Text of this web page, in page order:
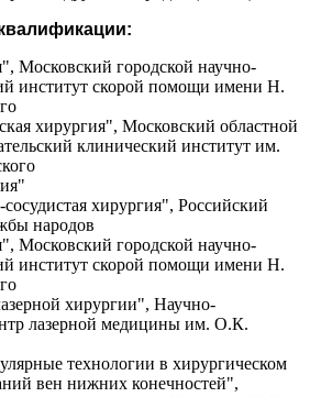
Московский городской научно-
институт скорой помощи имени Н.
хирургия", Московский областной
клинический институт им.
хирургия", Российский
народов
Московский городской научно-
институт скорой помощи имени Н.
хирургии", Научно-
лазерной медицины им. О.К.
технологии в хирургическом
вен нижних конечностей",